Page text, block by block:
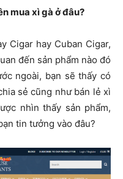
mua xì gà ở đâu?
Cigar hay Cuban Cigar,
đến sản phẩm nào đó
ngoài, bạn sẽ thấy có
sẻ cũng như bán lẻ xì
nhìn thấy sản phẩm,
tin tưởng vào đâu?